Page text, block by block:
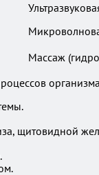
Массаж
щитовидной